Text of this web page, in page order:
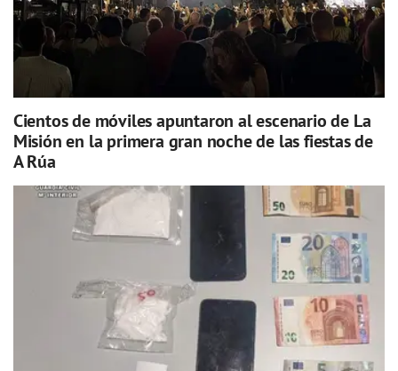
Cientos de móviles apuntaron al escenario de La
Misión en la primera gran noche de las fiestas de
A Rúa